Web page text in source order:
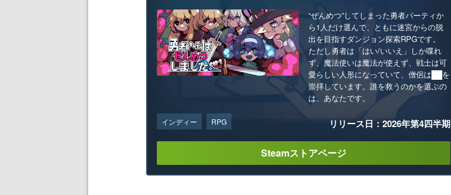
“ぜんめつ”してしまった勇者パーティか
ら1人だけ選んで、ともに迷宮からの脱
出を目指すダンジョン探索RPGです。
ただし勇者は「はい/いいえ」しか喋れ
ず、魔法使いは魔法が使えず、戦士は可
愛らしい人形になっていて、僧侶は██を
崇拝しています。誰を救うのかを選ぶの
は、あなたです。
インディー RPG リリース日：2026年第4四半期
Steamストアページ